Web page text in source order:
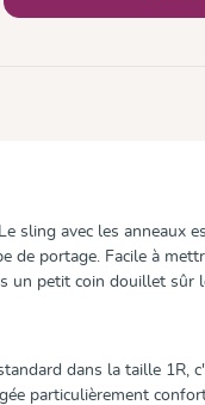
sling avec les anneaux
de portage. Facile à
un petit coin douillet sûr
dans la taille 1R,
particulièrement